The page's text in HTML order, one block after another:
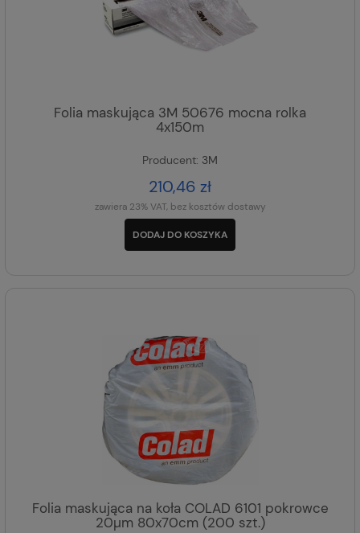
Folia maskująca 3M 50676 mocna rolka
4x150m
Producent: 3M
210,46 zł
zawiera 23% VAT, bez kosztów dostawy
DODAJ DO KOSZYKA
Folia maskująca na koła COLAD 6101 pokrowce
20µm 80x70cm (200 szt.)